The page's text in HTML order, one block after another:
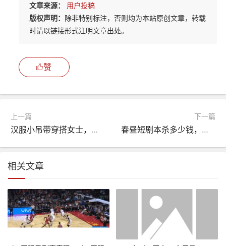
文章来源：
用户投稿
版权声明： 除非特别标注，否则均为本站原创文章，转载
时请以链接形式注明文章出处。
赞
上一篇
汉服小吊带穿搭女士，汉服小吊带穿搭女士图片
下一篇
春昼短剧本杀多少钱，春昼短剧本杀流程
相关文章